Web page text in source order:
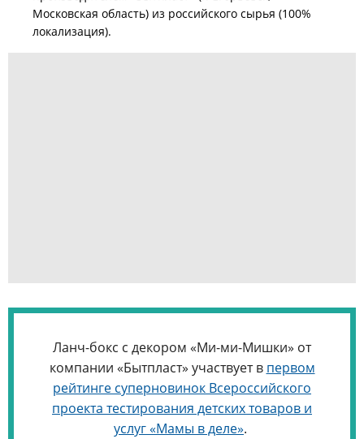
Московская область) из российского сырья (100%
локализация).
Ланч-бокс с декором «Ми-ми-Мишки» от
компании «Бытпласт» участвует в первом
рейтинге суперновинок Всероссийского
проекта тестирования детских товаров и
услуг «Мамы в деле».